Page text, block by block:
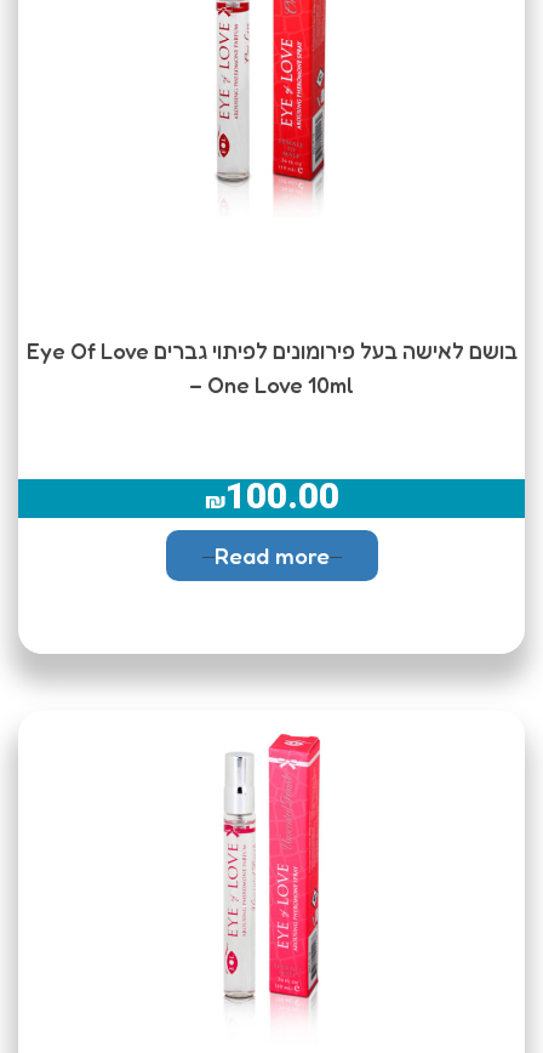
בושם לאישה בעל פירומונים לפיתוי גברים Eye Of Love
– One Love 10ml
₪100.00
Read more